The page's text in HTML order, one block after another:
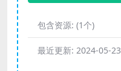
包含资源: (1个)
最近更新: 2024-05-23